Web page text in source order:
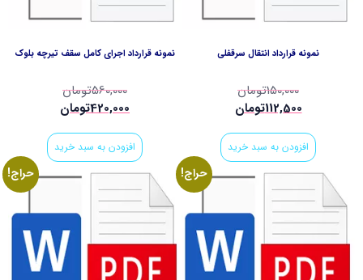
نمونه قرارداد انتقال سرقفلي
150,000تومان
112,500تومان
افزودن به سبد خرید
نمونه قرارداد اجراي كامل سقف تيرچه بلوك
560,000تومان
420,000تومان
افزودن به سبد خرید
حراج! حراج!